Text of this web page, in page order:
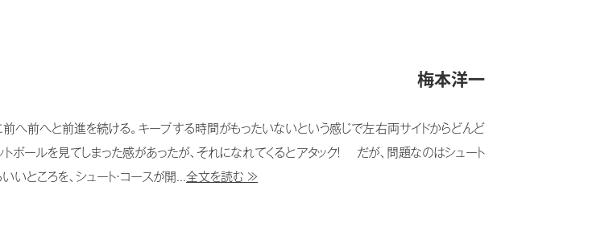
梅本洋一
へ前へと前進を続ける。キープする時間がもったいないという感じで左右両サイドからどんど
ールを見てしまった感があったが、それになれてくるとアタック！ だが、問題なのはシュート
いところを、シュート・コースが開...全文を読む ≫